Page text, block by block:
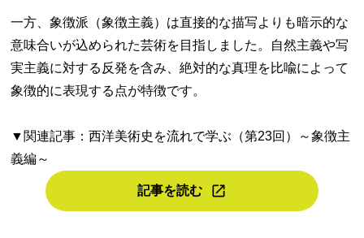
一方、象徴派（象徴主義）は直接的な描写よりも暗示的な
意味合いが込められた芸術を目指しました。自然主義や写
実主義に対する反発を含み、絶対的な真理を比喩によって
象徴的に表現する点が特徴です。
▼関連記事：西洋美術史を流れで学ぶ（第23回）～象徴主
義編～
記事を読む